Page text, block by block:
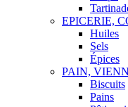
EPICERIE,
Huiles
Sels
Épices
PAIN,
Biscuits
Pains